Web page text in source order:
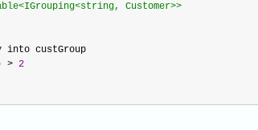
Customer>>
into custGroup
> 2